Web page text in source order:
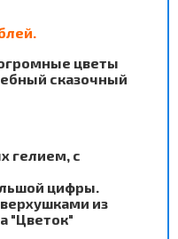
цветы
сказочный
гелием, с
цифры.
верхушками из
"Цветок"